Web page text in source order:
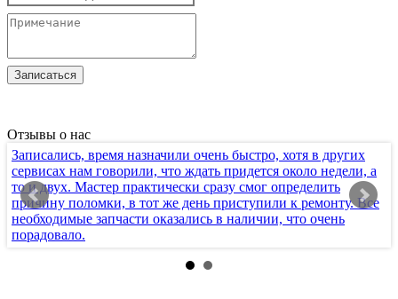
Отзывы о нас
Записались, время назначили очень быстро, хотя в других
сервисах нам говорили, что ждать придется около недели, а
то и двух. Мастер практически сразу смог определить
причину поломки, в тот же день приступили к ремонту. Все
необходимые запчасти оказались в наличии, что очень
порадовало.